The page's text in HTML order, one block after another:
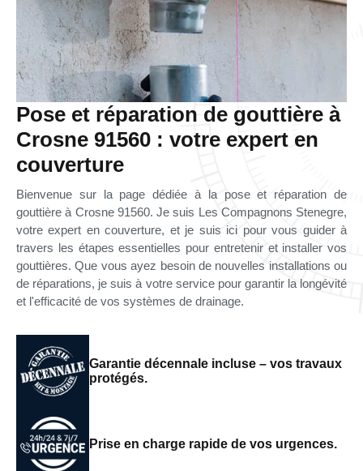
Pose et réparation de gouttière à
Crosne 91560 : votre expert en
couverture
Bienvenue sur la page dédiée à la pose et réparation de
gouttière à Crosne 91560. Je suis Les Compagnons Stenegre,
votre expert en couverture, et je suis ici pour vous guider à
travers les étapes essentielles pour entretenir et installer vos
gouttières. Que vous ayez besoin de nouvelles installations ou
de réparations, je suis à votre service pour garantir la longévité
et l'efficacité de vos systèmes de drainage.
Garantie décennale incluse – vos travaux
protégés.
Prise en charge rapide de vos urgences.